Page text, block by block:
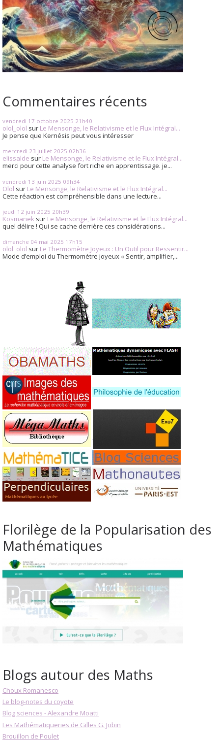
Commentaires récents
vendredi 17 octobre 2025 21h40
olol_olol sur Le Mensonge, le Relativisme et le Flux Intégral...
Je pense que Kernésis peut vous intéresser
mercredi 23 juillet 2025 02h36
elissalde sur Le Mensonge, le Relativisme et le Flux Intégral...
merci pour cette analyse fort riche en apprentissage. je...
vendredi 13 juin 2025 09h34
Olol sur Le Mensonge, le Relativisme et le Flux Intégral...
Cette réaction est compréhensible dans une lecture...
jeudi 12 juin 2025 20h39
Kosmanek sur Le Mensonge, le Relativisme et le Flux Intégral...
quel délire ! Qui se cache derrière ces considérations...
dimanche 04 mai 2025 17h15
olol_olol sur Le Thermomètre Joyeux : Un Outil pour Ressentir...
Mode d’emploi du Thermomètre joyeux « Sentir, amplifier,...
Florilège de la Popularisation des
Mathématiques
Blogs autour des Maths
Choux Romanesco
Le blog-notes du coyote
Blog sciences - Alexandre Moatti
Les Mathématiqueries de Gilles G. Jobin
Brouillon de Poulet